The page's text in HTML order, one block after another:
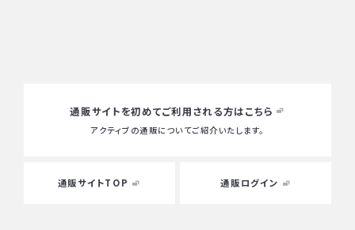
通販サイトを初めてご利用される方はこちら
アクティブの通販についてご紹介いたします。
通販サイトTOP 通販ログイン